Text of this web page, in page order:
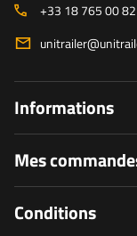
+33 18 765 00 82
Informations
Mes
Conditions